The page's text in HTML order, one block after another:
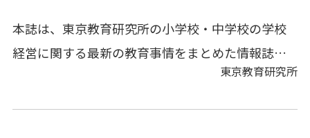
本誌は、東京教育研究所の小学校・中学校の学校
経営に関する最新の教育事情をまとめた情報誌で
す。今回のテーマは、「日本一の学校づくり」第５
東京教育研究所